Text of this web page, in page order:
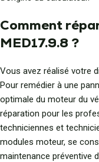
Comment
MED17.9.8 ?
Vous avez réalisé votre
Pour remédier à une
optimale du moteur du
réparation pour les
techniciennes et
modules moteur, se
maintenance préventive